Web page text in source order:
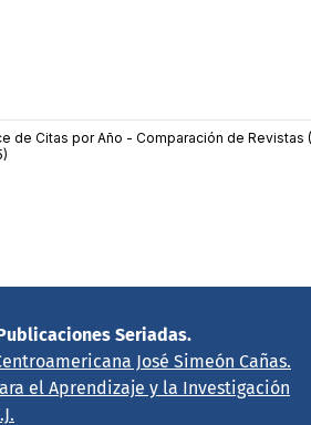
Seriadas.
José Simeón Cañas.
el Aprendizaje y la Investigación